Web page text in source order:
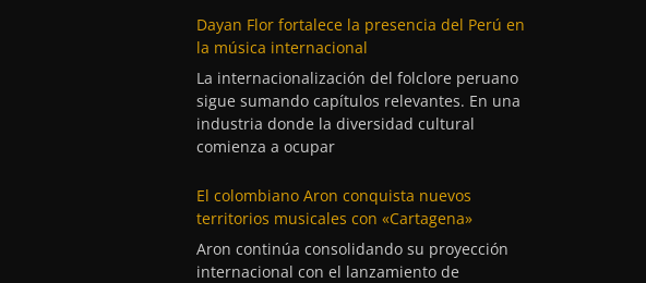
Dayan Flor fortalece la presencia del Perú en
la música internacional
La internacionalización del folclore peruano
sigue sumando capítulos relevantes. En una
industria donde la diversidad cultural
comienza a ocupar
El colombiano Aron conquista nuevos
territorios musicales con «Cartagena»
Aron continúa consolidando su proyección
internacional con el lanzamiento de